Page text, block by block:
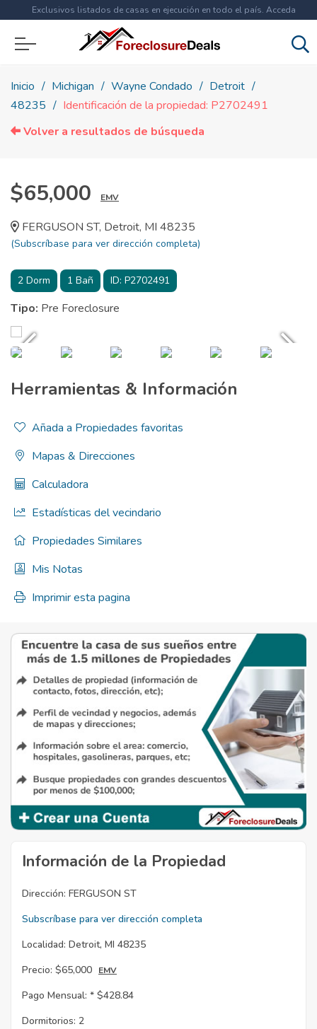
Exclusivos listados de casas en ejecución en todo el país. Acceda
ahora a
Inicio Michigan Wayne Condado
Detroit
48235
Identificación de la propiedad: P2702491
Volver a resultados de búsqueda
$65,000 EMV
FERGUSON ST, Detroit, MI 48235
(Subscríbase para ver dirección completa)
2 Dorm 1 Bañ ID: P2702491
Tipo: Pre Foreclosure
Herramientas & Información
Añada a Propiedades favoritas
Mapas & Direcciones
Calculadora
Estadísticas del vecindario
Propiedades Similares
Mis Notas
Imprimir esta pagina
Información de la Propiedad
Dirección: FERGUSON ST
Subscríbase para ver dirección completa
Localidad: Detroit, MI 48235
Precio: $65,000 EMV
Pago Mensual: * $428.84
Dormitorios: 2